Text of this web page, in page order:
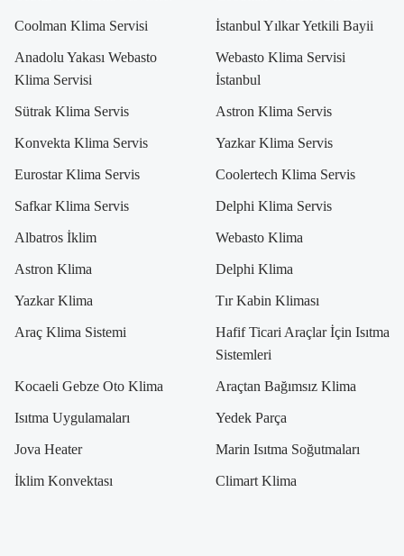
Coolman Klima Servisi İstanbul Yılkar Yetkili Bayii
Anadolu Yakası Webasto
Klima Servisi
Webasto Klima Servisi
İstanbul
Sütrak Klima Servis Astron Klima Servis
Konvekta Klima Servis Yazkar Klima Servis
Eurostar Klima Servis Coolertech Klima Servis
Safkar Klima Servis Delphi Klima Servis
Albatros İklim Webasto Klima
Astron Klima Delphi Klima
Yazkar Klima Tır Kabin Kliması
Araç Klima Sistemi
Hafif Ticari Araçlar İçin Isıtma
Sistemleri
Kocaeli Gebze Oto Klima Araçtan Bağımsız Klima
Isıtma Uygulamaları Yedek Parça
Jova Heater Marin Isıtma Soğutmaları
İklim Konvektası Climart Klima